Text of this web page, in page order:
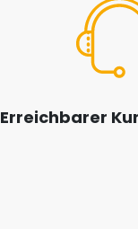
Erreichbarer